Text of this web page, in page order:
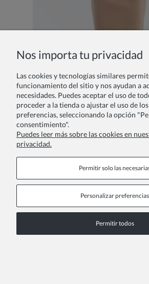
Vestido Elegante para Niñas
46,00 €
Nos importa tu privacidad
Las cookies y tecnologías similares
funcionamiento del sitio y nos ayudan a
necesidades. Puedes aceptar el uso de
proceder a la tienda o ajustar el uso de
preferencias, seleccionando la opción
consentimiento".
Puedes leer más sobre las cookies en
privacidad.
Permitir solo las
Personalizar preferencias
Permitir todos